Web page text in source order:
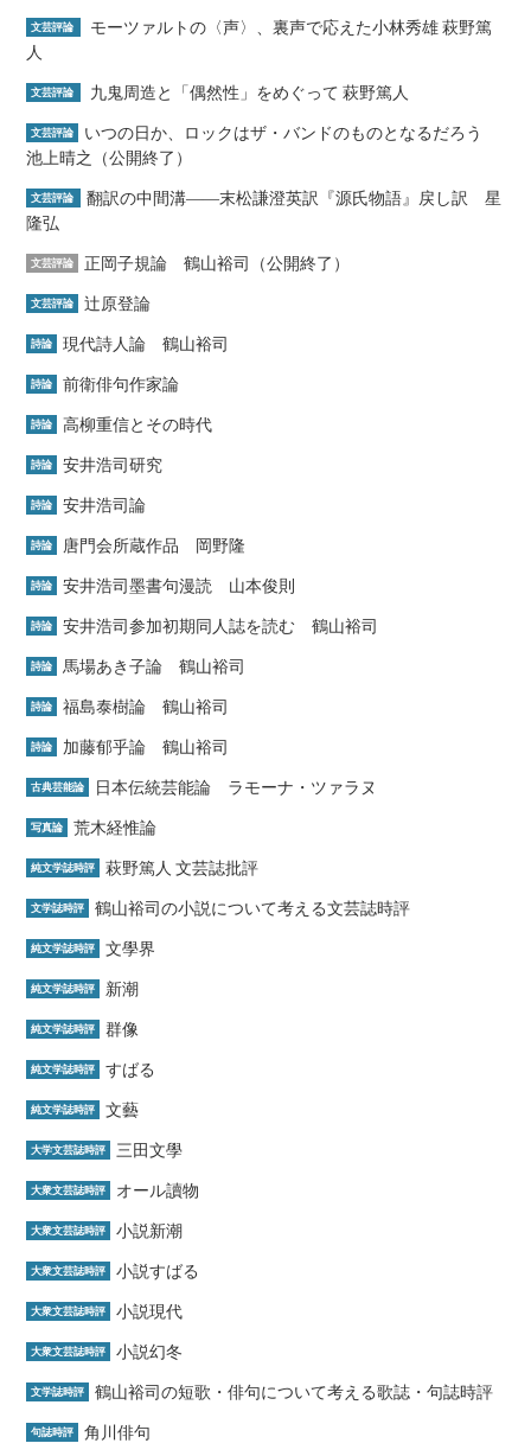
文芸評論
モーツァルトの〈声〉、裏声で応えた小林秀雄 萩野篤
人
文芸評論 九鬼周造と「偶然性」をめぐって 萩野篤人
文芸評論
いつの日か、ロックはザ・バンドのものとなるだろう
池上晴之（公開終了）
文芸評論
翻訳の中間溝――末松謙澄英訳『源氏物語』戻し訳 星
隆弘
文芸評論 正岡子規論 鶴山裕司（公開終了）
文芸評論 辻原登論
詩論 現代詩人論 鶴山裕司
詩論 前衛俳句作家論
詩論 高柳重信とその時代
詩論 安井浩司研究
詩論 安井浩司論
詩論 唐門会所蔵作品 岡野隆
詩論 安井浩司墨書句漫読 山本俊則
詩論 安井浩司参加初期同人誌を読む 鶴山裕司
詩論 馬場あき子論 鶴山裕司
詩論 福島泰樹論 鶴山裕司
詩論 加藤郁乎論 鶴山裕司
古典芸能論 日本伝統芸能論 ラモーナ・ツァラヌ
写真論 荒木経惟論
純文学誌時評 萩野篤人 文芸誌批評
文学誌時評 鶴山裕司の小説について考える文芸誌時評
純文学誌時評 文學界
純文学誌時評 新潮
純文学誌時評 群像
純文学誌時評 すばる
純文学誌時評 文藝
大学文芸誌時評 三田文學
大衆文芸誌時評 オール讀物
大衆文芸誌時評 小説新潮
大衆文芸誌時評 小説すばる
大衆文芸誌時評 小説現代
大衆文芸誌時評 小説幻冬
文学誌時評 鶴山裕司の短歌・俳句について考える歌誌・句誌時評
句誌時評 角川俳句